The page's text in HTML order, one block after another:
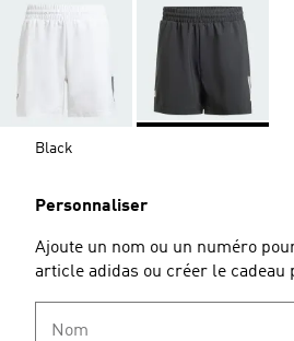
Black
Personnaliser
Ajoute un nom ou un numéro
article adidas ou créer le cadeau
Nom